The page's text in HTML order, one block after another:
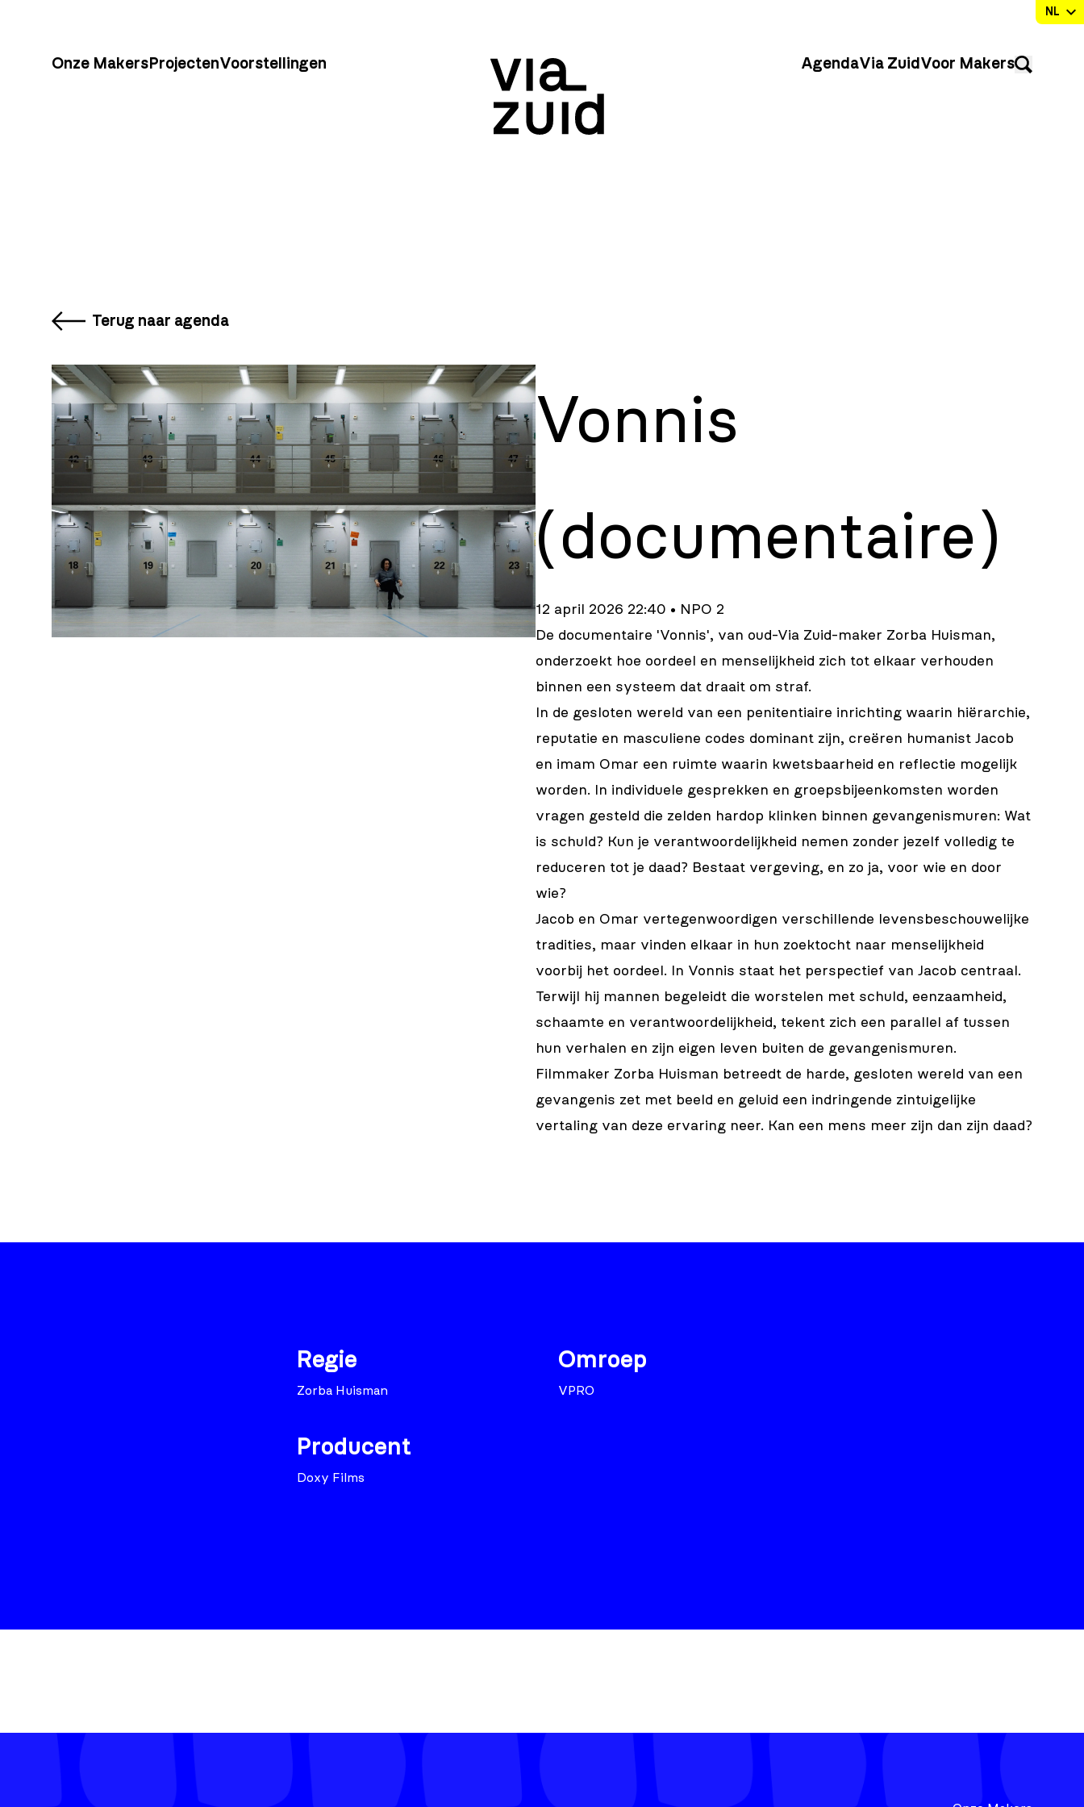
Onze Makers ProjectenVoorstellingen AgendaVia Zuid Voor Makers
Terug naar agenda
Vonnis
(documentaire)
12 april 2026 22:40 • NPO 2
De documentaire 'Vonnis', van oud-Via Zuid-maker Zorba Huisman,
onderzoekt hoe oordeel en menselijkheid zich tot elkaar verhouden
binnen een systeem dat draait om straf.
In de gesloten wereld van een penitentiaire inrichting waarin hiërarchie,
reputatie en masculiene codes dominant zijn, creëren humanist Jacob
en imam Omar een ruimte waarin kwetsbaarheid en reflectie mogelijk
worden. In individuele gesprekken en groepsbijeenkomsten worden
vragen gesteld die zelden hardop klinken binnen gevangenismuren: Wat
is schuld? Kun je verantwoordelijkheid nemen zonder jezelf volledig te
reduceren tot je daad? Bestaat vergeving, en zo ja, voor wie en door
wie?
Jacob en Omar vertegenwoordigen verschillende levensbeschouwelijke
tradities, maar vinden elkaar in hun zoektocht naar menselijkheid
voorbij het oordeel. In Vonnis staat het perspectief van Jacob centraal.
Terwijl hij mannen begeleidt die worstelen met schuld, eenzaamheid,
schaamte en verantwoordelijkheid, tekent zich een parallel af tussen
hun verhalen en zijn eigen leven buiten de gevangenismuren.
Filmmaker Zorba Huisman betreedt de harde, gesloten wereld van een
gevangenis zet met beeld en geluid een indringende zintuigelijke
vertaling van deze ervaring neer. Kan een mens meer zijn dan zijn daad?
Regie
Zorba Huisman
Omroep
VPRO
Producent
Doxy Films